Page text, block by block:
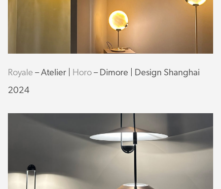
Royale – Atelier | Horo – Dimore | Design Shanghai
2024